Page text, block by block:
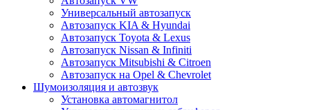
Универсальный автозапуск
Автозапуск KIA & Hyundai
Автозапуск Toyota & Lexus
Автозапуск Nissan & Infiniti
Автозапуск Mitsubishi & Citroen
Автозапуск на Opel & Chevrolet
Шумоизоляция и автозвук
Установка автомагнитол